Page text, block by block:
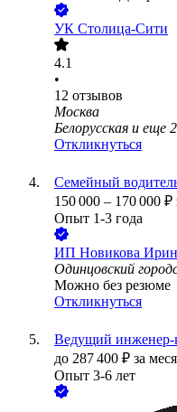
УК Столица-Сити
4.1
•
12 отзывов
Москва
Белорусская и еще 2
Откликнуться
Семейный
150 000 – 170 000 ₽
Опыт 1-3 года
ИП Новикова
Одинцовский
Можно без резюме
Откликнуться
Ведущий инженер-
до 287 400 ₽ за
Опыт 3-6 лет